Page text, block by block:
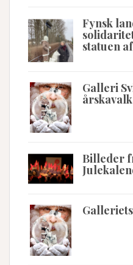
Fynsk
statuen
Galleri
Billeder